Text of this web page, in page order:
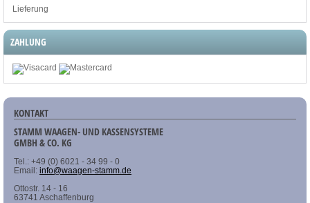
Lieferung
ZAHLUNG
KONTAKT
STAMM WAAGEN- UND KASSENSYSTEME
GMBH & CO. KG
Tel.: +49 (0) 6021 - 34 99 - 0
Email: info@waagen-stamm.de
Ottostr. 14 - 16
63741 Aschaffenburg